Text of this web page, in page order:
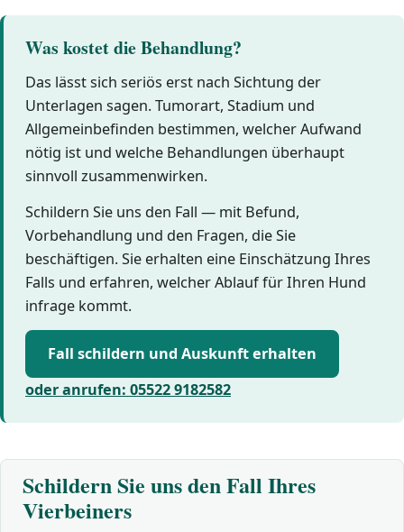
Was kostet die Behandlung?
Das lässt sich seriös erst nach Sichtung der
Unterlagen sagen. Tumorart, Stadium und
Allgemeinbefinden bestimmen, welcher Aufwand
nötig ist und welche Behandlungen überhaupt
sinnvoll zusammenwirken.
Schildern Sie uns den Fall — mit Befund,
Vorbehandlung und den Fragen, die Sie
beschäftigen. Sie erhalten eine Einschätzung Ihres
Falls und erfahren, welcher Ablauf für Ihren Hund
infrage kommt.
Fall schildern und Auskunft erhalten
oder anrufen: 05522 9182582
Schildern Sie uns den Fall Ihres
Vierbeiners